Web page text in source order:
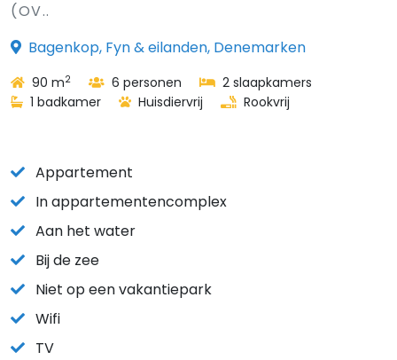
(OV..
Bagenkop, Fyn & eilanden, Denemarken
90 m2 6 personen
2 slaapkamers
1 badkamer
Huisdiervrij Rookvrij
Appartement
In appartementencomplex
Aan het water
Bij de zee
Niet op een vakantiepark
Wifi
TV